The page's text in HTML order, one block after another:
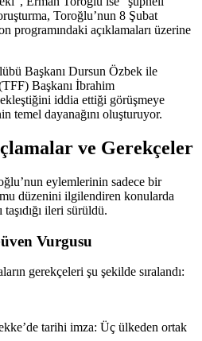
Toroğlu’nun 8 Şubat
programındaki açıklamaları üzerine
Başkanı Dursun Özbek ile
Başkanı İbrahim
iddia ettiği görüşmeye
temel dayanağını oluşturuyor.
ve Gerekçeler
eylemlerinin sadece bir
düzenini ilgilendiren konularda
ileri sürüldü.
Vurgusu
gerekçeleri şu şekilde sıralandı:
tarihi imza: Üç ülkeden ortak